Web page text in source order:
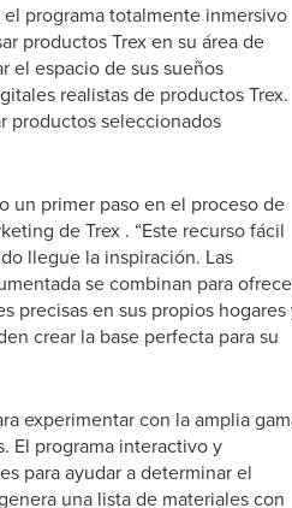
el programa totalmente inmersivo
productos Trex en su área de
el espacio de sus sueños
realistas de productos Trex.
productos seleccionados
un primer paso en el proceso de
de Trex . “Este recurso fácil
llegue la inspiración. Las
se combinan para
precisas en sus propios hogares
crear la base perfecta para su
experimentar con la amplia
El programa interactivo y
para ayudar a determinar el
una lista de materiales con